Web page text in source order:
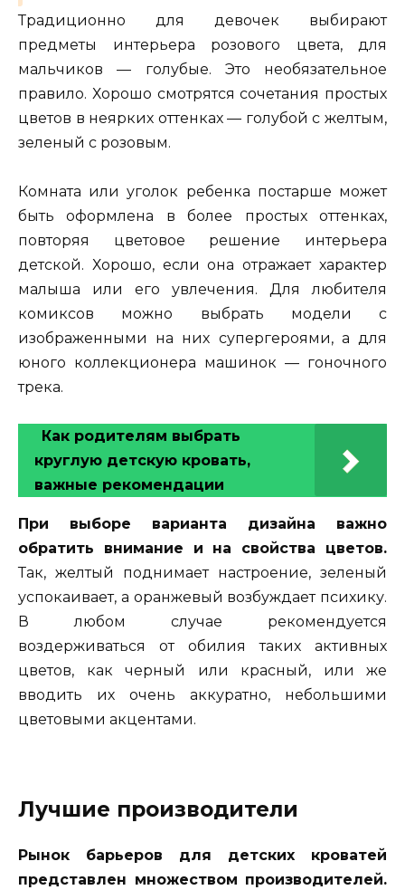
Традиционно для девочек выбирают
предметы интерьера розового цвета, для
мальчиков — голубые. Это необязательное
правило. Хорошо смотрятся сочетания простых
цветов в неярких оттенках — голубой с желтым,
зеленый с розовым.
Комната или уголок ребенка постарше может
быть оформлена в более простых оттенках,
повторяя цветовое решение интерьера
детской. Хорошо, если она отражает характер
малыша или его увлечения. Для любителя
комиксов можно выбрать модели с
изображенными на них супергероями, а для
юного коллекционера машинок — гоночного
трека.
Как родителям выбрать
круглую детскую кровать,
важные рекомендации
При выборе варианта дизайна важно
обратить внимание и на свойства цветов.
Так, желтый поднимает настроение, зеленый
успокаивает, а оранжевый возбуждает психику.
В любом случае рекомендуется
воздерживаться от обилия таких активных
цветов, как черный или красный, или же
вводить их очень аккуратно, небольшими
цветовыми акцентами.
Лучшие производители
Рынок барьеров для детских кроватей
представлен множеством производителей.